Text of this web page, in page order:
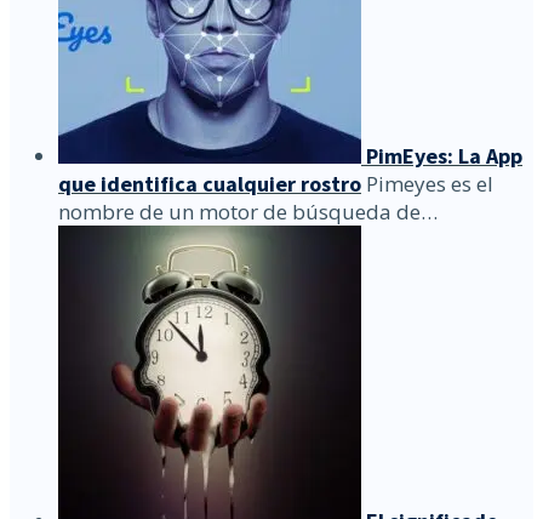
PimEyes: La App
que identifica cualquier rostro Pimeyes es el
nombre de un motor de búsqueda de…